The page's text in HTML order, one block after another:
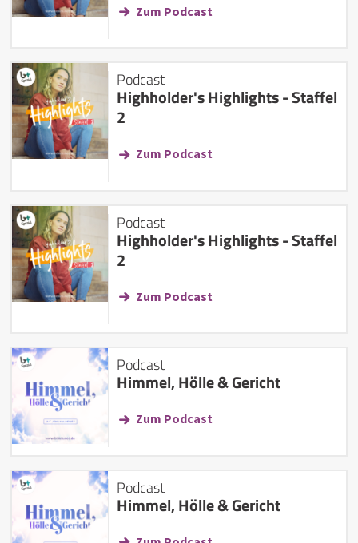
Zum Podcast
Podcast
Highholder's Highlights - Staffel
2
Zum Podcast
Podcast
Highholder's Highlights - Staffel
2
Zum Podcast
Podcast
Himmel, Hölle & Gericht
Zum Podcast
Podcast
Himmel, Hölle & Gericht